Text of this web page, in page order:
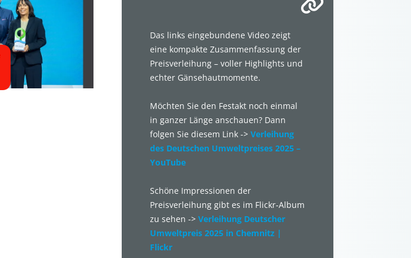
Das links eingebundene Video zeigt
eine kompakte Zusammenfassung der
Preisverleihung – voller Highlights und
echter Gänsehautmomente.
Möchten Sie den Festakt noch einmal
in ganzer Länge anschauen? Dann
folgen Sie diesem Link ->Verleihung
des Deutschen Umweltpreises 2025 –
YouTube
Schöne Impressionen der
Preisverleihung gibt es im Flickr-Album
zu sehen ->Verleihung Deutscher
Umweltpreis 2025 in Chemnitz |
Flickr